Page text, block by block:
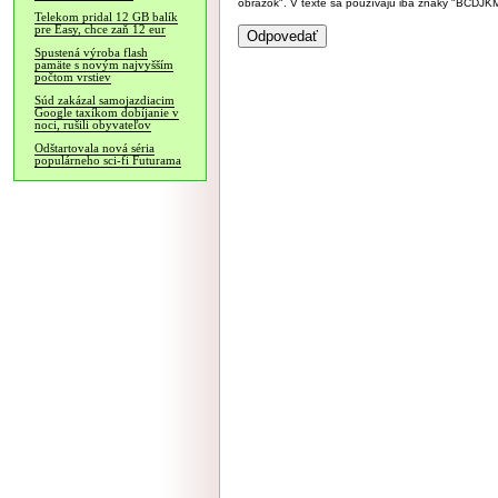
Telekom pridal 12 GB balík
pre Easy, chce zaň 12 eur
Spustená výroba flash
pamäte s novým najvyšším
počtom vrstiev
Súd zakázal samojazdiacim
Google taxíkom dobíjanie v
noci, rušili obyvateľov
Odštartovala nová séria
populárneho sci-fi Futurama
obrázok". V texte sa používajú iba znaky